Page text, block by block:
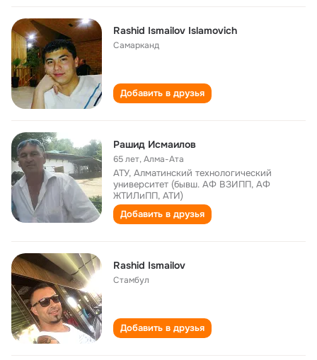
Rashid Ismailov Islamovich
Самарканд
Добавить в друзья
Рашид Исмаилов
65 лет,Алма-Ата
АТУ, Алматинский технологический
университет (бывш. АФ ВЗИПП, АФ
ЖТИЛиПП, АТИ)
Добавить в друзья
Rashid Ismailov
Стамбул
Добавить в друзья